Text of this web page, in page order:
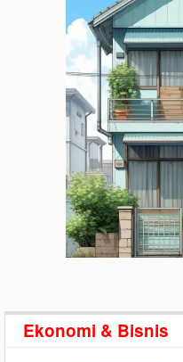
Ekonomi & Bisnis